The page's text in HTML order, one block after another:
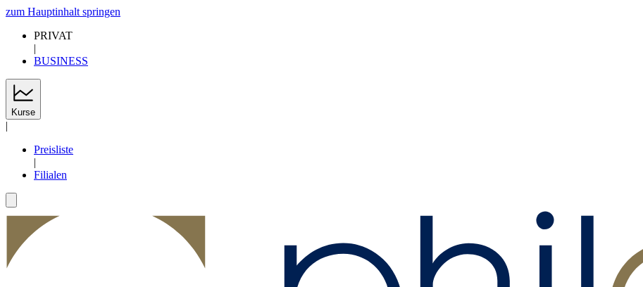
zum Hauptinhalt springen
PRIVAT
|
BUSINESS
Kurse
|
Preisliste
|
Filialen